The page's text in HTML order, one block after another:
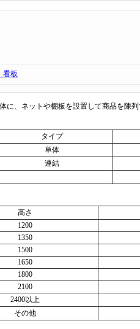
看板
に、ネットや棚板を設置して商品を陳
タイプ
単体
連結
高さ
1200
1350
1500
1650
1800
2100
2400以上
その他